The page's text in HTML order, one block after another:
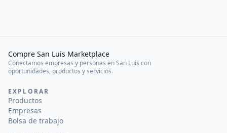
Compre San Luis Marketplace
Conectamos empresas y personas en San Luis con
oportunidades, productos y servicios.
EXPLORAR
Productos
Empresas
Bolsa de trabajo